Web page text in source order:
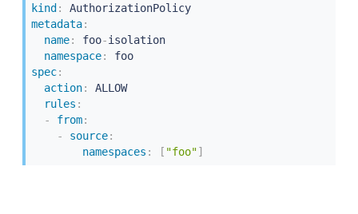
kind :
AuthorizationPolicy
metadata:
name: foo-isolation
namespace:
foo
spec:
action:
ALLOW
rules :
-
from:
-
source:
namespaces : [ "foo"]